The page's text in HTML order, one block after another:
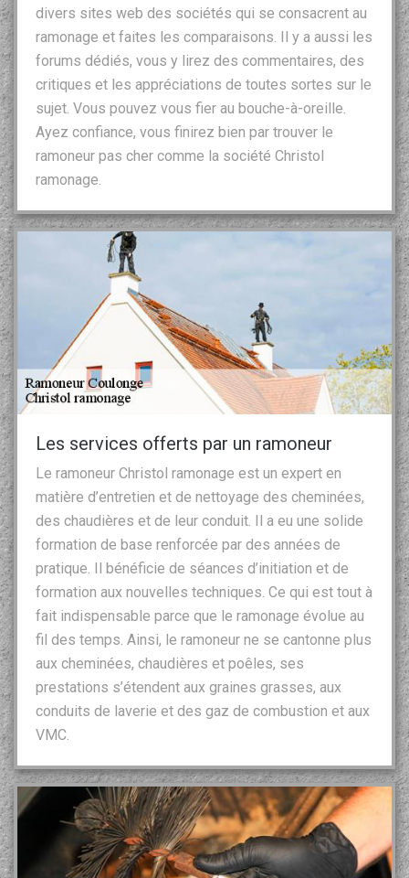
divers sites web des sociétés qui se consacrent au
ramonage et faites les comparaisons. Il y a aussi les
forums dédiés, vous y lirez des commentaires, des
critiques et les appréciations de toutes sortes sur le
sujet. Vous pouvez vous fier au bouche-à-oreille.
Ayez confiance, vous finirez bien par trouver le
ramoneur pas cher comme la société Christol
ramonage.
Les services offerts par un ramoneur
Le ramoneur Christol ramonage est un expert en
matière d’entretien et de nettoyage des cheminées,
des chaudières et de leur conduit. Il a eu une solide
formation de base renforcée par des années de
pratique. Il bénéficie de séances d’initiation et de
formation aux nouvelles techniques. Ce qui est tout à
fait indispensable parce que le ramonage évolue au
fil des temps. Ainsi, le ramoneur ne se cantonne plus
aux cheminées, chaudières et poêles, ses
prestations s’étendent aux graines grasses, aux
conduits de laverie et des gaz de combustion et aux
VMC.